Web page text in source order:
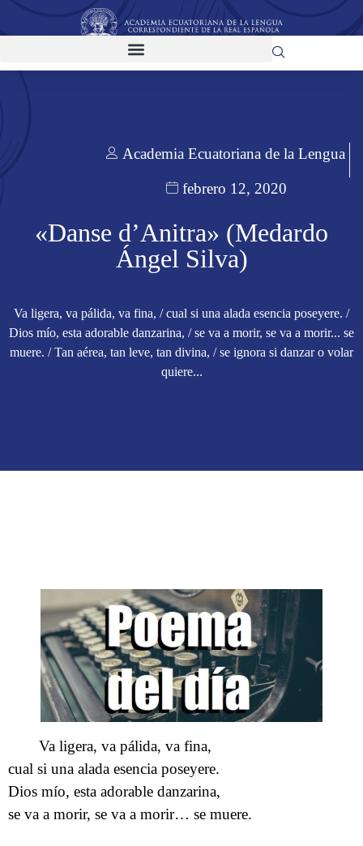
Academia Ecuatoriana de la Lengua
febrero 12, 2020
«Danse d’Anitra» (Medardo
Ángel Silva)
Va ligera, va pálida, va fina, / cual si una alada esencia poseyere. /
Dios mío, esta adorable danzarina, / se va a morir, se va a morir... se
muere. / Tan aérea, tan leve, tan divina, / se ignora si danzar o volar
quiere...
Va ligera, va pálida, va fina,
cual si una alada esencia poseyere.
Dios mío, esta adorable danzarina,
se va a morir, se va a morir… se muere.